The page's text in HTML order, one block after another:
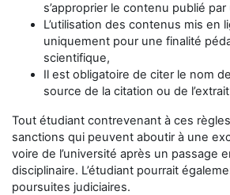
s’approprier le contenu publié
L’utilisation des contenus mis en
uniquement pour une finalité
scientifique,
Il est obligatoire de citer le nom
source de la citation ou de
Tout étudiant contrevenant à ces
sanctions qui peuvent aboutir à une
voire de l’université après un passage
disciplinaire. L’étudiant pourrait
poursuites judiciaires.